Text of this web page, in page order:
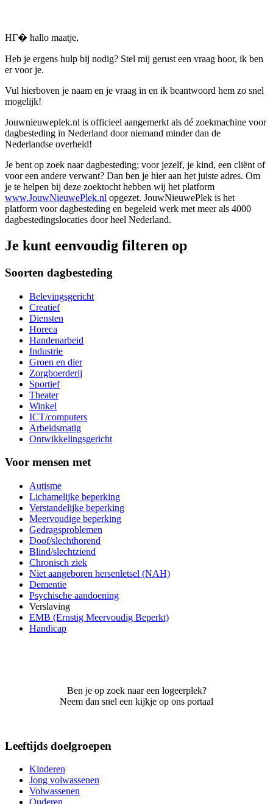
HГ� hallo maatje,
Heb je ergens hulp bij nodig? Stel mij gerust een vraag hoor, ik ben
er voor je.
Vul hierboven je naam en je vraag in en ik beantwoord hem zo snel
mogelijk!
Jouwnieuweplek.nl is officieel aangemerkt als dé zoekmachine voor
dagbesteding in Nederland door niemand minder dan de
Nederlandse overheid!
Je bent op zoek naar dagbesteding; voor jezelf, je kind, een cliënt of
voor een andere verwant? Dan ben je hier aan het juiste adres. Om
je te helpen bij deze zoektocht hebben wij het platform
www.JouwNieuwePlek.nl opgezet. JouwNieuwePlek is het
platform voor dagbesteding en begeleid werk met meer als 4000
dagbestedingslocaties door heel Nederland.
Je kunt eenvoudig filteren op
Soorten dagbesteding
Belevingsgericht
Creatief
Diensten
Horeca
Handenarbeid
Industrie
Groen en dier
Zorgboerderij
Sportief
Theater
Winkel
ICT/computers
Arbeidsmatig
Ontwikkelingsgericht
Voor mensen met
Autisme
Lichamelijke beperking
Verstandelijke beperking
Meervoudige beperking
Gedragsproblemen
Doof/slechthorend
Blind/slechtziend
Chronisch ziek
Niet aangeboren hersenletsel (NAH)
Dementie
Psychische aandoening
Verslaving
EMB (Ernstig Meervoudig Beperkt)
Handicap
Ben je op zoek naar een logeerplek?
Neem dan snel een kijkje op ons portaal
Leeftijds doelgroepen
Kinderen
Jong volwassenen
Volwassenen